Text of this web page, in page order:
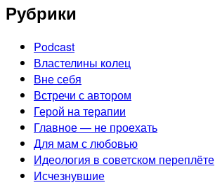
Рубрики
Podcast
Властелины колец
Вне себя
Встречи с автором
Герой на терапии
Главное — не проехать
Для мам с любовью
Идеология в советском переплёте
Исчезнувшие